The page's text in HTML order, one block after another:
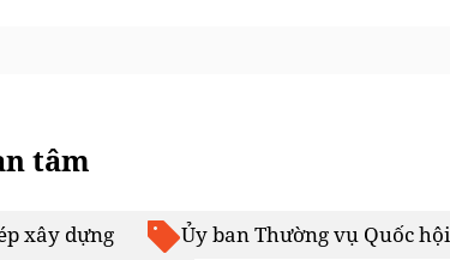
tâm
xây dựng
Ủy ban Thường vụ Quốc hội